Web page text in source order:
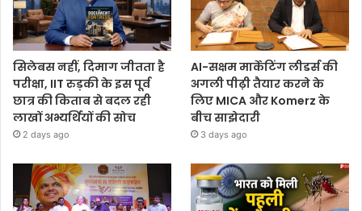
सिलेबस नहीं, दिमाग जीतता है
परीक्षा, IIT रुड़की के इस पूर्व
छात्र की किताब से बदल रही
लाखों अभ्यर्थियों की सोच
2 days ago
AI-सक्षम मार्केटिंग लीडर्स की
अगली पीढ़ी तैयार करने के
लिए MICA और Komerz के
बीच साझेदारी
3 days ago